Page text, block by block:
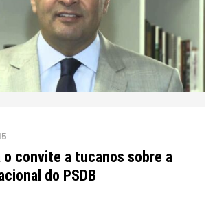
convite a tucanos sobre a
do PSDB